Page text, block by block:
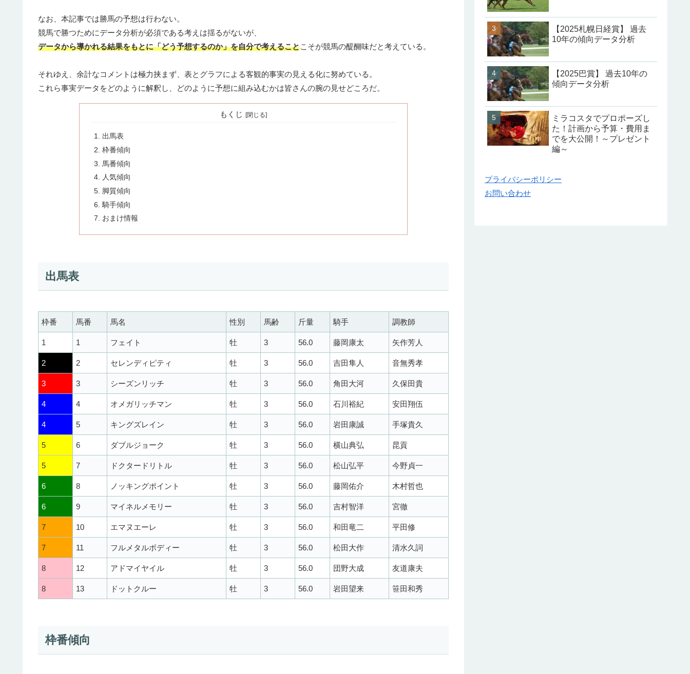
なお、本記事では勝馬の予想は行わない。
競馬で勝つためにデータ分析が必須である考えは揺るがないが、
データから導かれる結果をもとに「どう予想するのか」を自分で考えることこそが競馬の醍醐味だと考えている。
それゆえ、余計なコメントは極力挟まず、表とグラフによる客観的事実の見える化に努めている。
これら事実データをどのように解釈し、どのように予想に組み込むかは皆さんの腕の見せどころだ。
もくじ
出馬表
枠番傾向
馬番傾向
人気傾向
脚質傾向
騎手傾向
おまけ情報
出馬表
枠番 馬番 馬名 性別 馬齢 斤量 騎手 調教師
1 1 フェイト 牡 3 56.0 藤岡康太 矢作芳人
2 2 セレンディピティ 牡 3 56.0 吉田隼人 音無秀孝
3 3 シーズンリッチ 牡 3 56.0 角田大河 久保田貴
4 4 オメガリッチマン 牡 3 56.0 石川裕紀 安田翔伍
4 5 キングズレイン 牡 3 56.0 岩田康誠 手塚貴久
5 6 ダブルジョーク 牡 3 56.0 横山典弘 昆貢
5 7 ドクタードリトル 牡 3 56.0 松山弘平 今野貞一
6 8 ノッキングポイント 牡 3 56.0 藤岡佑介 木村哲也
6 9 マイネルメモリー 牡 3 56.0 吉村智洋 宮徹
7 10 エマヌエーレ 牡 3 56.0 和田竜二 平田修
7 11 フルメタルボディー 牡 3 56.0 松田大作 清水久詞
8 12 アドマイヤイル 牡 3 56.0 団野大成 友道康夫
8 13 ドットクルー 牡 3 56.0 岩田望来 笹田和秀
枠番傾向
【2025札幌日経賞】 過去
10年の傾向データ分析
【2025巴賞】 過去10年の
傾向データ分析
ミラコスタでプロポーズし
た！計画から予算・費用ま
でを大公開！～プレゼント
編～
プライバシーポリシー
お問い合わせ